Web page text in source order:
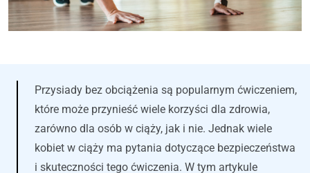
Przysiady bez obciążenia są popularnym ćwiczeniem,
które może przynieść wiele korzyści dla zdrowia,
zarówno dla osób w ciąży, jak i nie. Jednak wiele
kobiet w ciąży ma pytania dotyczące bezpieczeństwa
i skuteczności tego ćwiczenia. W tym artykule